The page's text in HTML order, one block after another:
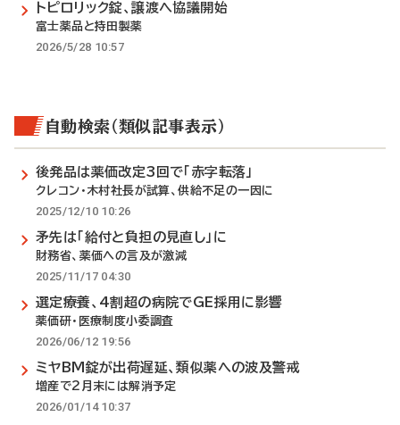
トピロリック錠、譲渡へ協議開始
富士薬品と持田製薬
2026/5/28 10:57
自動検索（類似記事表示）
後発品は薬価改定3回で「赤字転落」
クレコン・木村社長が試算、供給不足の一因に
2025/12/10 10:26
矛先は「給付と負担の見直し」に
財務省、薬価への言及が激減
2025/11/17 04:30
選定療養、4割超の病院でGE採用に影響
薬価研・医療制度小委調査
2026/06/12 19:56
ミヤBM錠が出荷遅延、類似薬への波及警戒
増産で2月末には解消予定
2026/01/14 10:37